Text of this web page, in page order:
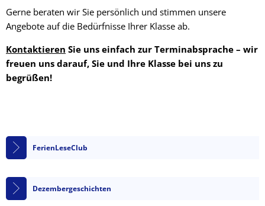
Gerne beraten wir Sie persönlich und stimmen unsere
Angebote auf die Bedürfnisse Ihrer Klasse ab.
Kontaktieren Sie uns einfach zur Terminabsprache – wir
freuen uns darauf, Sie und Ihre Klasse bei uns zu
begrüßen!
FerienLeseClub
Dezembergeschichten